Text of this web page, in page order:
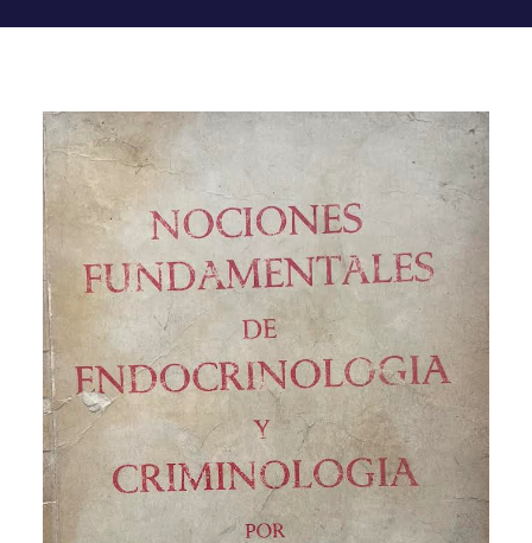
INICIO
QUIENES SOMOS
CATEGORÍAS
AUTORES DESTACADOS
GLOSARIO